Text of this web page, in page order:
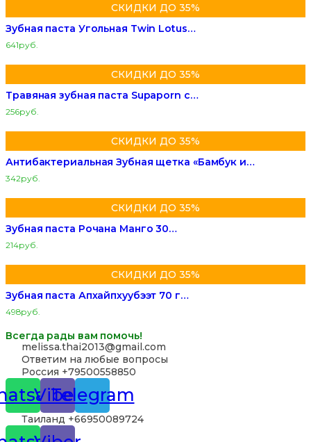
СКИДКИ ДО 35%
Зубная паста Угольная Twin Lotus…
641руб.
СКИДКИ ДО 35%
Травяная зубная паста Supaporn с…
256руб.
СКИДКИ ДО 35%
Антибактериальная Зубная щетка «Бамбук и…
342руб.
СКИДКИ ДО 35%
Зубная паста Рочана Манго 30…
214руб.
СКИДКИ ДО 35%
Зубная паста Апхайпхуубээт 70 г…
498руб.
Всегда рады вам помочь!
‪melissa.thai2013@gmail.com
Ответим на любые вопросы
Россия +79500558850
Viber
Telegram
Таиланд +66950089724